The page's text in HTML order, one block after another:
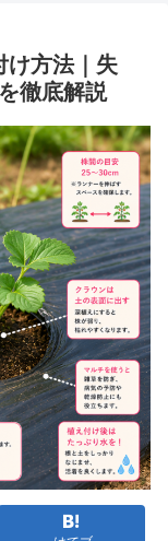
け方法｜失
徹底解説